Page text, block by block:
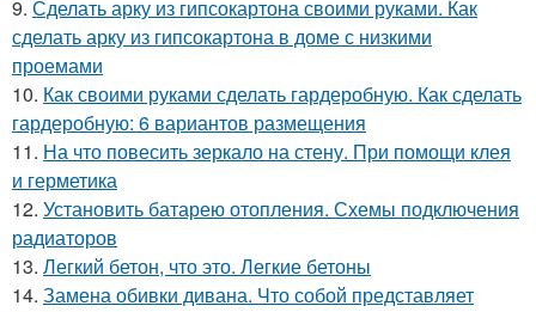
9. Сделать арку из гипсокартона своими руками. Как
сделать арку из гипсокартона в доме с низкими
проемами
10. Как своими руками сделать гардеробную. Как сделать
гардеробную: 6 вариантов размещения
11. На что повесить зеркало на стену. При помощи клея
и герметика
12. Установить батарею отопления. Схемы подключения
радиаторов
13. Легкий бетон, что это. Легкие бетоны
14. Замена обивки дивана. Что собой представляет